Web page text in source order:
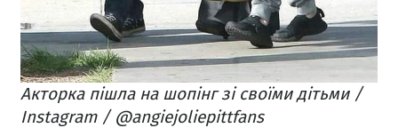
Акторка пішла на шопінг зі своїми дітьми /
Instagram / @angiejoliepittfans